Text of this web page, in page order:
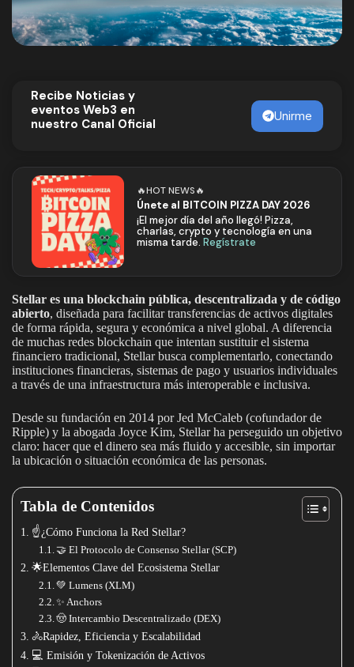
Recibe Noticias y
eventos Web3 en
nuestro Canal Oficial
Unirme
🔥HOT NEWS🔥
Únete al BITCOIN PIZZA DAY 2026
¡El mejor día del año llegó! Pizza,
charlas, crypto y tecnología en una
misma tarde.Regístrate
Stellar es una blockchain pública, descentralizada y de código
abierto, diseñada para facilitar transferencias de activos digitales
de forma rápida, segura y económica a nivel global. A diferencia
de muchas redes blockchain que intentan sustituir el sistema
financiero tradicional, Stellar busca complementarlo, conectando
instituciones financieras, sistemas de pago y usuarios individuales
a través de una infraestructura más interoperable e inclusiva.
Desde su fundación en 2014 por Jed McCaleb (cofundador de
Ripple) y la abogada Joyce Kim, Stellar ha perseguido un objetivo
claro: hacer que el dinero sea más fluido y accesible, sin importar
la ubicación o situación económica de las personas.
Tabla de Contenidos
☝️¿Cómo Funciona la Red Stellar?
🤝 El Protocolo de Consenso Stellar (SCP)
🌟Elementos Clave del Ecosistema Stellar
💚 Lumens (XLM)
✨ Anchors
🤠 Intercambio Descentralizado (DEX)
🚴Rapidez, Eficiencia y Escalabilidad
💻 Emisión y Tokenización de Activos